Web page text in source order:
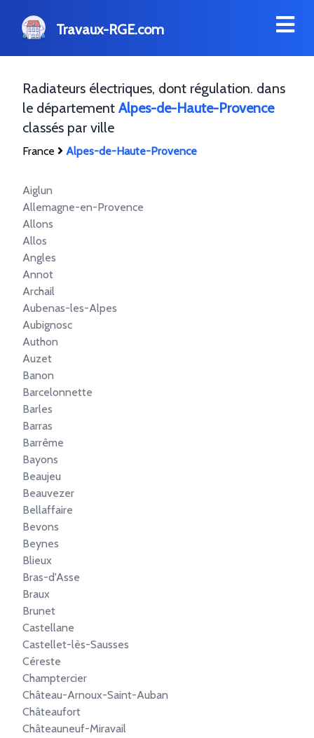
Travaux-RGE.com
Radiateurs électriques, dont régulation. dans
le département Alpes-de-Haute-Provence
classés par ville
France Alpes-de-Haute-Provence
Aiglun
Allemagne-en-Provence
Allons
Allos
Angles
Annot
Archail
Aubenas-les-Alpes
Aubignosc
Authon
Auzet
Banon
Barcelonnette
Barles
Barras
Barrême
Bayons
Beaujeu
Beauvezer
Bellaffaire
Bevons
Beynes
Blieux
Bras-d'Asse
Braux
Brunet
Castellane
Castellet-lès-Sausses
Céreste
Champtercier
Château-Arnoux-Saint-Auban
Châteaufort
Châteauneuf-Miravail